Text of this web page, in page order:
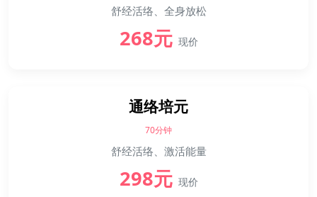
舒经活络、全身放松
268元 现价
通络培元
70分钟
舒经活络、激活能量
298元 现价